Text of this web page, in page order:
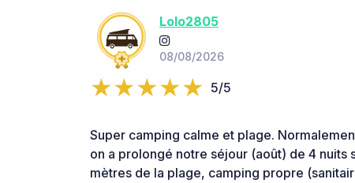
Lolo2805
08/08/2026
5/5
Super camping calme et plage.
on a prolongé notre séjour (août) de 4 nuits
mètres de la plage, camping propre